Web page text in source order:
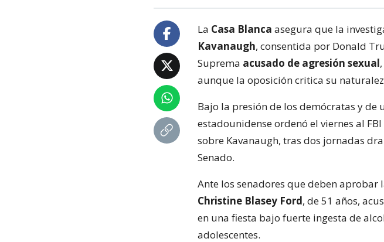
La Casa Blanca asegura que la
Kavanaugh, consentida por Donald
Suprema acusado de agresión sexual
aunque la oposición critica su
Bajo la presión de los demócratas y
estadounidense ordenó el viernes al
sobre Kavanaugh, tras dos jornadas
Senado.
Ante los senadores que deben
Christine Blasey Ford, de 51 años,
en una fiesta bajo fuerte ingesta de
adolescentes.